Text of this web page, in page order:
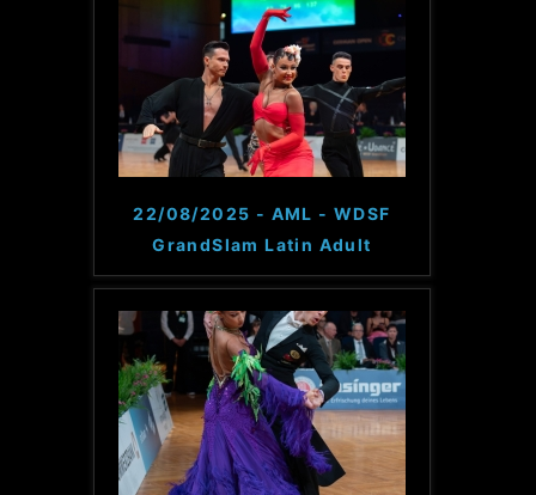
22/08/2025 - AML - WDSF
GrandSlam Latin Adult